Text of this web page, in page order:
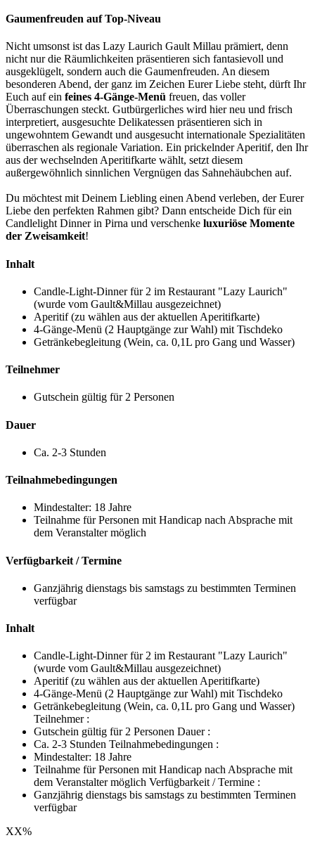
Gaumenfreuden auf Top-Niveau
Nicht umsonst ist das Lazy Laurich Gault Millau prämiert, denn
nicht nur die Räumlichkeiten präsentieren sich fantasievoll und
ausgeklügelt, sondern auch die Gaumenfreuden. An diesem
besonderen Abend, der ganz im Zeichen Eurer Liebe steht, dürft Ihr
Euch auf ein feines 4-Gänge-Menü freuen, das voller
Überraschungen steckt. Gutbürgerliches wird hier neu und frisch
interpretiert, ausgesuchte Delikatessen präsentieren sich in
ungewohntem Gewandt und ausgesucht internationale Spezialitäten
überraschen als regionale Variation. Ein prickelnder Aperitif, den Ihr
aus der wechselnden Aperitifkarte wählt, setzt diesem
außergewöhnlich sinnlichen Vergnügen das Sahnehäubchen auf.
Du möchtest mit Deinem Liebling einen Abend verleben, der Eurer
Liebe den perfekten Rahmen gibt? Dann entscheide Dich für ein
Candlelight Dinner in Pirna und verschenke luxuriöse Momente
der Zweisamkeit!
Inhalt
Candle-Light-Dinner für 2 im Restaurant "Lazy Laurich"
(wurde vom Gault&Millau ausgezeichnet)
Aperitif (zu wählen aus der aktuellen Aperitifkarte)
4-Gänge-Menü (2 Hauptgänge zur Wahl) mit Tischdeko
Getränkebegleitung (Wein, ca. 0,1L pro Gang und Wasser)
Teilnehmer
Gutschein gültig für 2 Personen
Dauer
Ca. 2-3 Stunden
Teilnahmebedingungen
Mindestalter: 18 Jahre
Teilnahme für Personen mit Handicap nach Absprache mit
dem Veranstalter möglich
Verfügbarkeit / Termine
Ganzjährig dienstags bis samstags zu bestimmten Terminen
verfügbar
Inhalt
Candle-Light-Dinner für 2 im Restaurant "Lazy Laurich"
(wurde vom Gault&Millau ausgezeichnet)
Aperitif (zu wählen aus der aktuellen Aperitifkarte)
4-Gänge-Menü (2 Hauptgänge zur Wahl) mit Tischdeko
Getränkebegleitung (Wein, ca. 0,1L pro Gang und Wasser)
Teilnehmer :
Gutschein gültig für 2 Personen Dauer :
Ca. 2-3 Stunden Teilnahmebedingungen :
Mindestalter: 18 Jahre
Teilnahme für Personen mit Handicap nach Absprache mit
dem Veranstalter möglich Verfügbarkeit / Termine :
Ganzjährig dienstags bis samstags zu bestimmten Terminen
verfügbar
XX%